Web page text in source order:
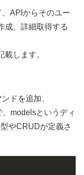
APIからそのユー
成、詳細取得する
します。
ドを追加、
modelsというディ
やCRUDが定義さ